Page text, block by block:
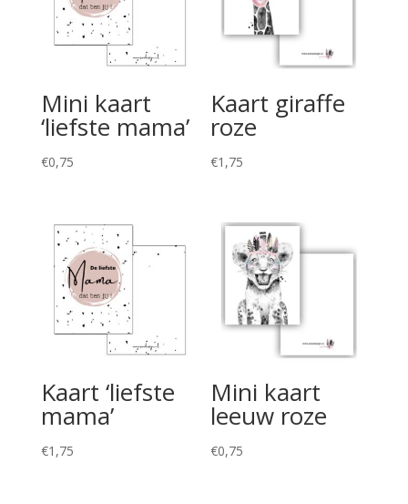
Mini kaart
‘liefste mama’
€0,75
Kaart giraffe
roze
€1,75
Kaart ‘liefste
mama’
€1,75
Mini kaart
leeuw roze
€0,75